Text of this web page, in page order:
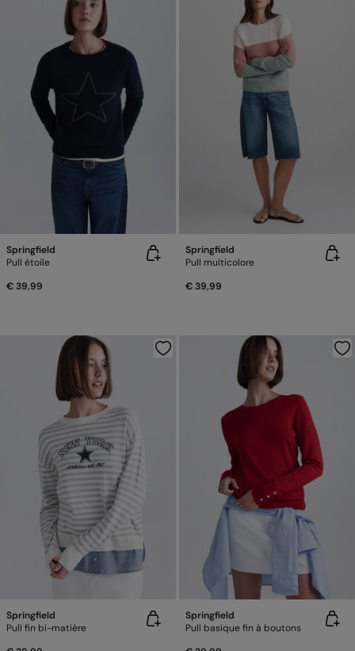
Springfield
Pull étoile
€ 39,99
Springfield
Pull multicolore
€ 39,99
Springfield
Pull fin bi-matière
Springfield
Pull basique fin à boutons